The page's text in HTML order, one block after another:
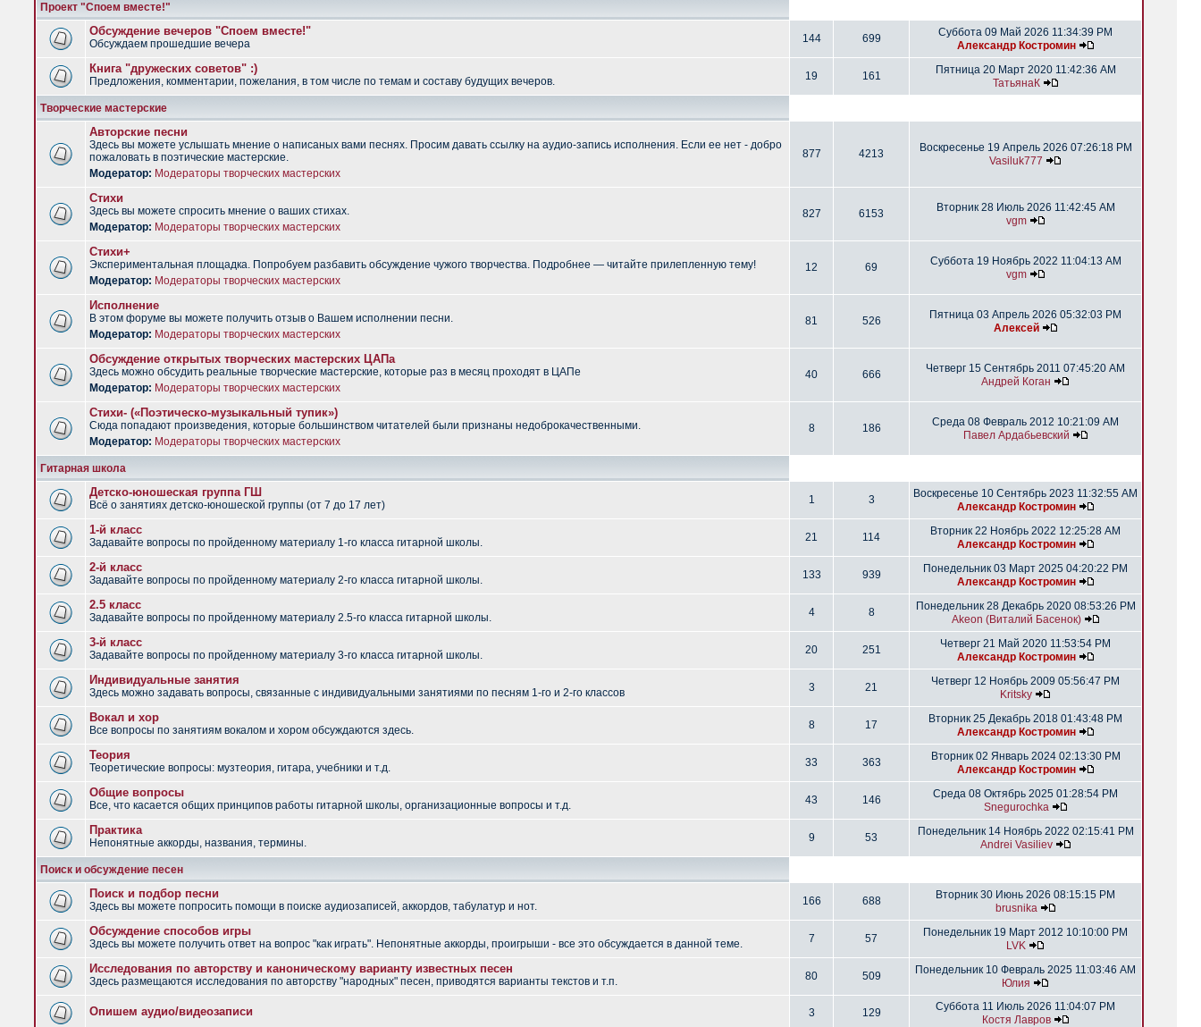
Проект "Споем вместе!"
Обсуждение вечеров "Споем вместе!"
Обсуждаем прошедшие вечера 144 699
Суббота 09 Май 2026 11:34:39 PM
Александр Костромин
Книга "дружеских советов" :)
Предложения, комментарии, пожелания, в том числе по темам и составу будущих вечеров. 19 161
Пятница 20 Март 2020 11:42:36 AM
ТатьянаК
Творческие мастерские
Авторские песни
Здесь вы можете услышать мнение о написаных вами песнях. Просим давать ссылку на аудио-запись исполнения. Если ее нет - добро
пожаловать в поэтические мастерские.
Модератор: Модераторы творческих мастерских
877 4213
Воскресенье 19 Апрель 2026 07:26:18 PM
Vasiluk777
Стихи
Здесь вы можете спросить мнение о ваших стихах.
Модератор: Модераторы творческих мастерских
827 6153
Вторник 28 Июль 2026 11:42:45 AM
vgm
Стихи+
Экспериментальная площадка. Попробуем разбавить обсуждение чужого творчества. Подробнее — читайте прилепленную тему!
Модератор: Модераторы творческих мастерских
12 69
Суббота 19 Ноябрь 2022 11:04:13 AM
vgm
Исполнение
В этом форуме вы можете получить отзыв о Вашем исполнении песни.
Модератор: Модераторы творческих мастерских
81 526
Пятница 03 Апрель 2026 05:32:03 PM
Алексей
Обсуждение открытых творческих мастерских ЦАПа
Здесь можно обсудить реальные творческие мастерские, которые раз в месяц проходят в ЦАПе
Модератор: Модераторы творческих мастерских
40 666
Четверг 15 Сентябрь 2011 07:45:20 AM
Андрей Коган
Стихи- («Поэтическо-музыкальный тупик»)
Сюда попадают произведения, которые большинством читателей были признаны недоброкачественными.
Модератор: Модераторы творческих мастерских
8 186
Среда 08 Февраль 2012 10:21:09 AM
Павел Ардабьевский
Гитарная школа
Детско-юношеская группа ГШ
Всё о занятиях детско-юношеской группы (от 7 до 17 лет) 1 3
Воскресенье 10 Сентябрь 2023 11:32:55 AM
Александр Костромин
1-й класс
Задавайте вопросы по пройденному материалу 1-го класса гитарной школы. 21 114
Вторник 22 Ноябрь 2022 12:25:28 AM
Александр Костромин
2-й класс
Задавайте вопросы по пройденному материалу 2-го класса гитарной школы. 133 939
Понедельник 03 Март 2025 04:20:22 PM
Александр Костромин
2.5 класс
Задавайте вопросы по пройденному материалу 2.5-го класса гитарной школы. 4 8
Понедельник 28 Декабрь 2020 08:53:26 PM
Akeon (Виталий Басенок)
3-й класс
Задавайте вопросы по пройденному материалу 3-го класса гитарной школы. 20 251
Четверг 21 Май 2020 11:53:54 PM
Александр Костромин
Индивидуальные занятия
Здесь можно задавать вопросы, связанные с индивидуальными занятиями по песням 1-го и 2-го классов 3 21
Четверг 12 Ноябрь 2009 05:56:47 PM
Kritsky
Вокал и хор
Все вопросы по занятиям вокалом и хором обсуждаются здесь. 8 17
Вторник 25 Декабрь 2018 01:43:48 PM
Александр Костромин
Теория
Теоретические вопросы: музтеория, гитара, учебники и т.д. 33 363
Вторник 02 Январь 2024 02:13:30 PM
Александр Костромин
Общие вопросы
Все, что касается общих принципов работы гитарной школы, организационные вопросы и т.д. 43 146
Среда 08 Октябрь 2025 01:28:54 PM
Snegurochka
Практика
Непонятные аккорды, названия, термины. 9 53
Понедельник 14 Ноябрь 2022 02:15:41 PM
Andrei Vasiliev
Поиск и обсуждение песен
Поиск и подбор песни
Здесь вы можете попросить помощи в поиске аудиозаписей, аккордов, табулатур и нот. 166 688
Вторник 30 Июнь 2026 08:15:15 PM
brusnika
Обсуждение способов игры
Здесь вы можете получить ответ на вопрос "как играть". Непонятные аккорды, проигрыши - все это обсуждается в данной теме. 7 57
Понедельник 19 Март 2012 10:10:00 PM
LVK
Исследования по авторству и каноническому варианту известных песен
Здесь размещаются исследования по авторству "народных" песен, приводятся варианты текстов и т.п. 80 509
Понедельник 10 Февраль 2025 11:03:46 AM
Юлия
Опишем аудио/видеозаписи 3 129
Суббота 11 Июль 2026 11:04:07 PM
Костя Лавров